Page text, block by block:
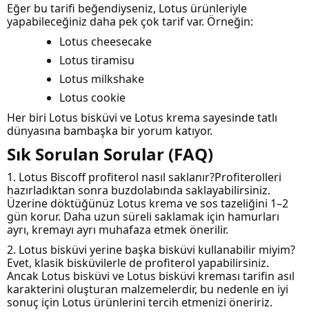
Eğer bu tarifi beğendiyseniz, Lotus ürünleriyle
yapabileceğiniz daha pek çok tarif var. Örneğin:
Lotus cheesecake
Lotus tiramisu
Lotus milkshake
Lotus cookie
Her biri Lotus bisküvi ve Lotus krema sayesinde tatlı
dünyasına bambaşka bir yorum katıyor.
Sık Sorulan Sorular (FAQ)
1. Lotus Biscoff profiterol nasıl saklanır?Profiterolleri
hazırladıktan sonra buzdolabında saklayabilirsiniz.
Üzerine döktüğünüz Lotus krema ve sos tazeliğini 1–2
gün korur. Daha uzun süreli saklamak için hamurları
ayrı, kremayı ayrı muhafaza etmek önerilir.
2. Lotus bisküvi yerine başka bisküvi kullanabilir miyim?
Evet, klasik bisküvilerle de profiterol yapabilirsiniz.
Ancak Lotus bisküvi ve Lotus bisküvi kreması tarifin asıl
karakterini oluşturan malzemelerdir, bu nedenle en iyi
sonuç için Lotus ürünlerini tercih etmenizi öneririz.